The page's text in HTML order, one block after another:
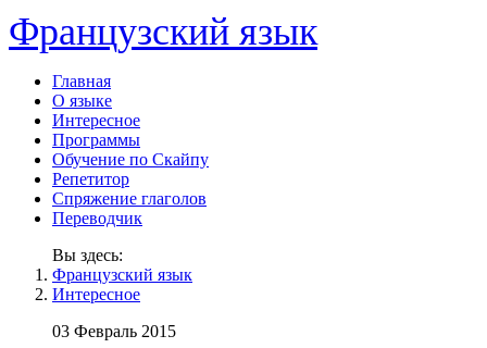
Французский язык
Главная
О языке
Интересное
Программы
Обучение по Скайпу
Репетитор
Спряжение глаголов
Переводчик
Вы здесь:
Французский язык
Интересное
03 Февраль 2015